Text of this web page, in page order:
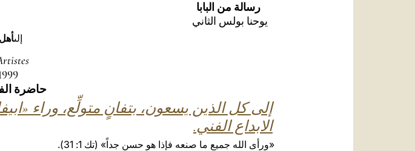
رسالة من البابا
يوحنا بولس الثاني
إلى
حاضرة
إلى كل الذين يسعون، بتفانٍ متولِّع، وراء
الابداع الفني.
«ورأى الله جميع ما صنعه فإذا هو حسن جداً» (تك 1: 31).